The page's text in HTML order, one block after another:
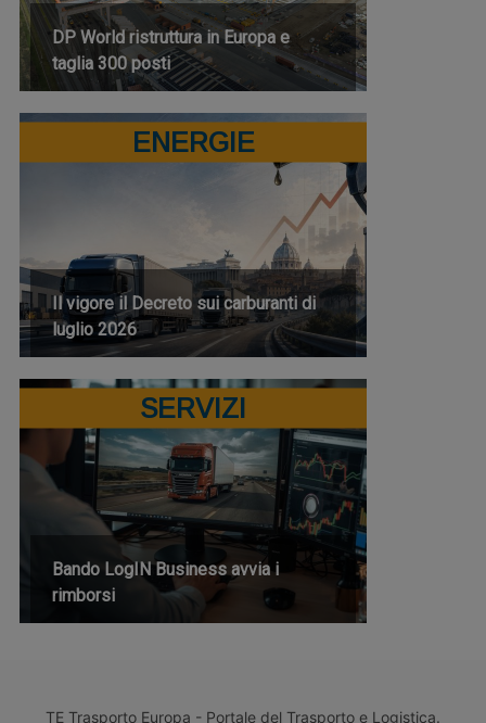
DP World ristruttura in Europa e
taglia 300 posti
ENERGIE
Il vigore il Decreto sui carburanti di
luglio 2026
SERVIZI
Bando LogIN Business avvia i
rimborsi
TE Trasporto Europa - Portale del Trasporto e Logistica.